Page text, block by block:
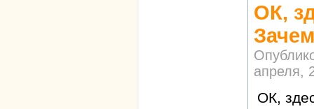
ОК,
Зачем
апреля,
ОК,